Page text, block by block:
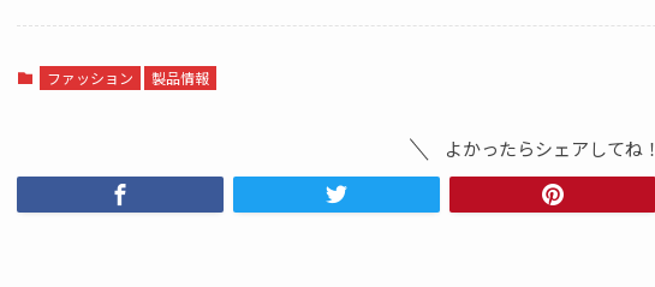
ファッション 製品情報
よかったらシェアしてね！